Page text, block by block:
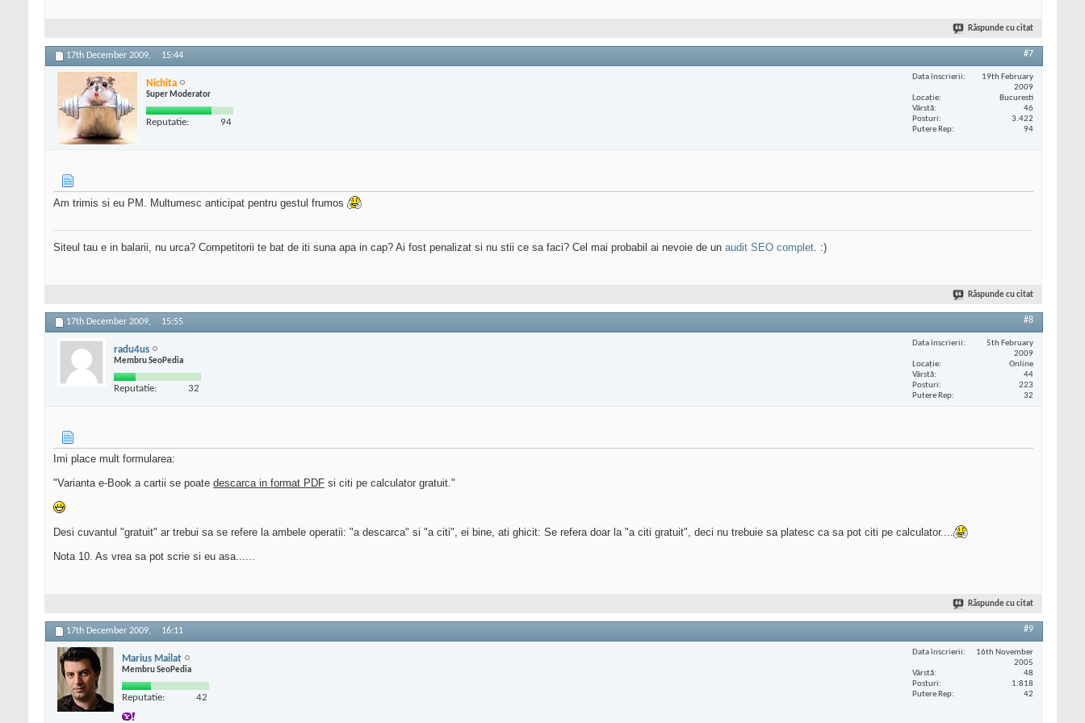
Răspunde cu citat
17th December 2009, 15:44 #7
Nichita
Super Moderator
Reputatie: 94
Data înscrierii
19th February
2009
Locaţie
Bucuresti
Vârstă
46
Posturi
3.422
Putere Rep
94
Am trimis si eu PM. Multumesc anticipat pentru gestul frumos
Siteul tau e in balarii, nu urca? Competitorii te bat de iti suna apa in cap? Ai fost penalizat si nu stii ce sa faci? Cel mai probabil ai nevoie de un audit SEO complet. :)
Răspunde cu citat
17th December 2009, 15:55 #8
radu4us
Membru SeoPedia
Reputatie: 32
Data înscrierii
5th February
2009
Locaţie
Online
Vârstă
44
Posturi
223
Putere Rep
32
Imi place mult formularea:
"Varianta e-Book a cartii se poate descarca in format PDF si citi pe calculator gratuit."
Desi cuvantul "gratuit" ar trebui sa se refere la ambele operatii: "a descarca" si "a citi", ei bine, ati ghicit: Se refera doar la "a citi gratuit", deci nu trebuie sa platesc ca sa pot citi pe calculator....
Nota 10. As vrea sa pot scrie si eu asa......
Răspunde cu citat
17th December 2009, 16:11 #9
Marius Mailat
Membru SeoPedia
Reputatie: 42
Data înscrierii
16th November
2005
Vârstă
48
Posturi
1.818
Putere Rep
42